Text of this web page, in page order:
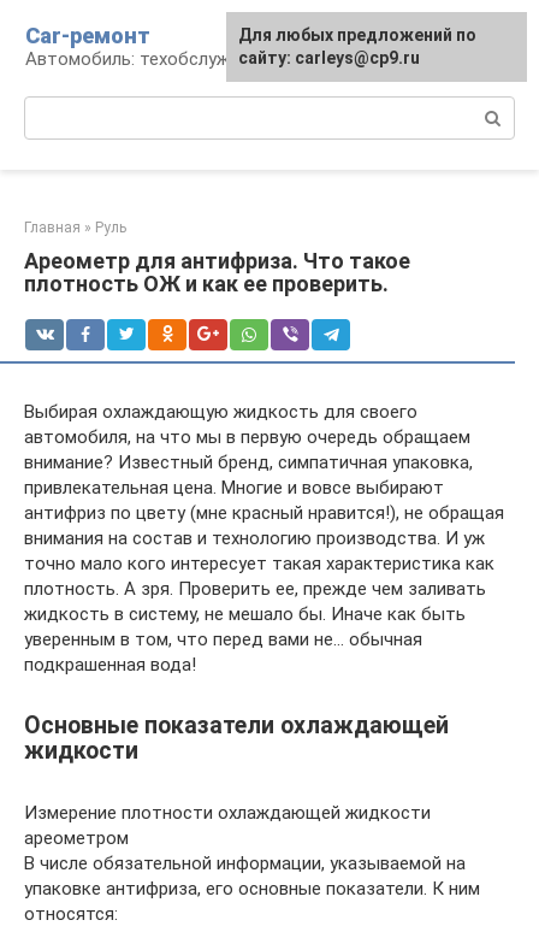
контенту
Car-ремонт
Автомобиль: техобслуживание и ремонт
Главная » Руль
Ареометр для антифриза. Что такое
плотность ОЖ и как ее проверить.
Выбирая охлаждающую жидкость для своего
автомобиля, на что мы в первую очередь обращаем
внимание? Известный бренд, симпатичная упаковка,
привлекательная цена. Многие и вовсе выбирают
антифриз по цвету (мне красный нравится!), не обращая
внимания на состав и технологию производства. И уж
точно мало кого интересует такая характеристика как
плотность. А зря. Проверить ее, прежде чем заливать
жидкость в систему, не мешало бы. Иначе как быть
уверенным в том, что перед вами не… обычная
подкрашенная вода!
Основные показатели охлаждающей
жидкости
Измерение плотности охлаждающей жидкости
ареометром
В числе обязательной информации, указываемой на
упаковке антифриза, его основные показатели. К ним
относятся:
Для любых предложений по
сайту: carleys@cp9.ru